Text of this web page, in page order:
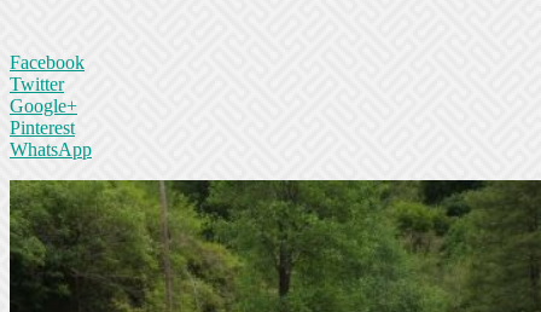
Facebook
Twitter
Google+
Pinterest
WhatsApp